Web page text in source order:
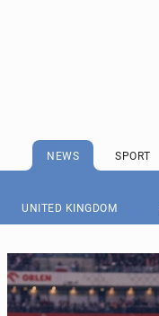
NEWS SPORT
UNITED KINGDOM